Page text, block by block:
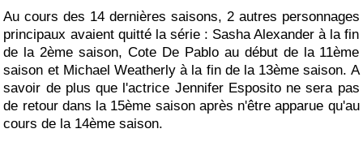
Au cours des 14 dernières saisons, 2 autres personnages
principaux avaient quitté la série : Sasha Alexander à la fin
de la 2ème saison, Cote De Pablo au début de la 11ème
saison et Michael Weatherly à la fin de la 13ème saison. A
savoir de plus que l'actrice Jennifer Esposito ne sera pas
de retour dans la 15ème saison après n'être apparue qu'au
cours de la 14ème saison.